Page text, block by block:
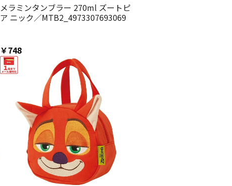
メラミンタンブラー 270ml ズートピ
ア ニック／MTB2_4973307693069
￥748